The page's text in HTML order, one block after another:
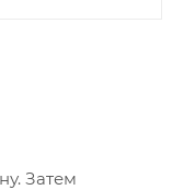
Затем